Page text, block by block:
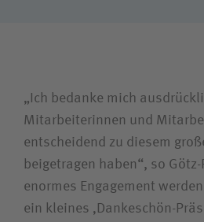
„Ich bedanke mich
Mitarbeiterinnen und
entscheidend zu diesem
beigetragen haben“, so
enormes Engagement
ein kleines ‚Dankeschön-